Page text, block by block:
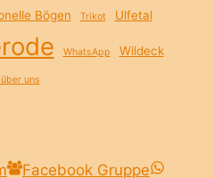
Bögen Trikot Ulfetal
WhatsApp Wildeck
uns
Facebook Gruppe